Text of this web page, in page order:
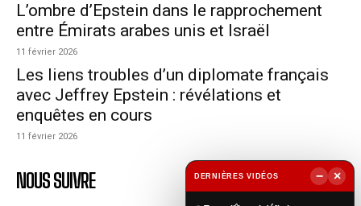
L’ombre d’Epstein dans le rapprochement
entre Émirats arabes unis et Israël
11 février 2026
Les liens troubles d’un diplomate français
avec Jeffrey Epstein : révélations et
enquêtes en cours
11 février 2026
NOUS SUIVRE DERNIÈRES VIDÉOS −
×